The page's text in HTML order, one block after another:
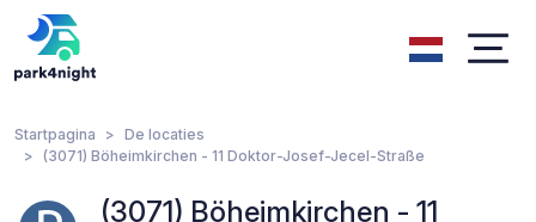
Startpagina
De locaties
(3071) Böheimkirchen - 11 Doktor-Josef-Jecel-Straße
(3071) Böheimkirchen - 11